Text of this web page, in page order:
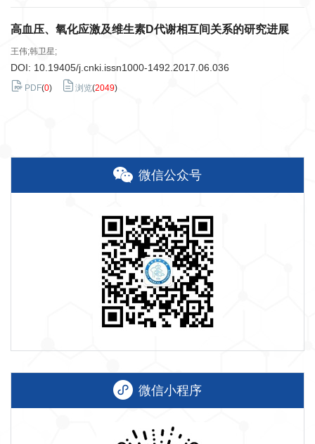
高血压、氧化应激及维生素D代谢相互间关系的研究进展
王伟;韩卫星;
DOI: 10.19405/j.cnki.issn1000-1492.2017.06.036
PDF(0) 浏览(2049)
微信公众号
微信小程序